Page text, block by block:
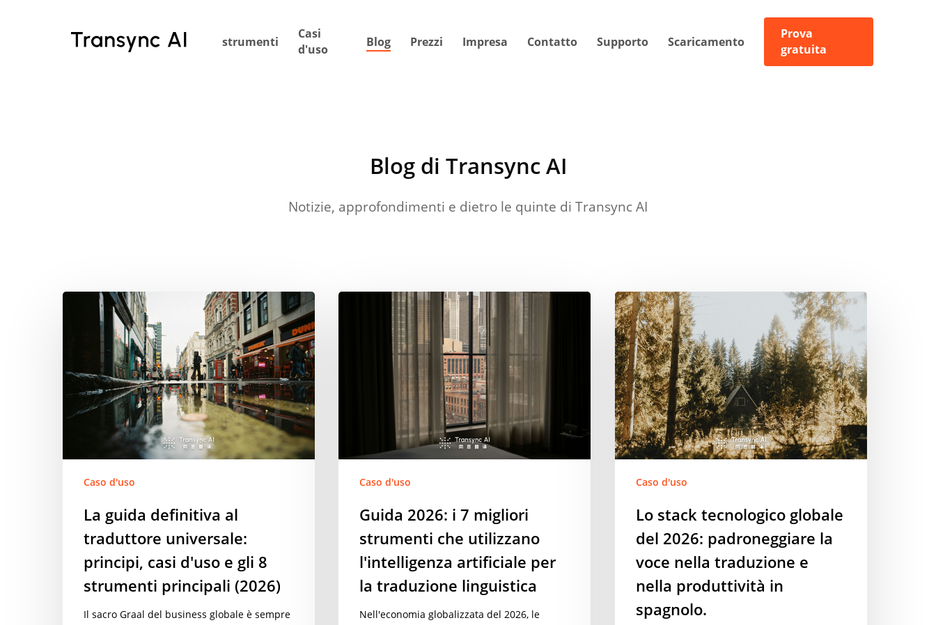
strumenti
Casi
d'uso
Blog Prezzi Impresa Contatto Supporto Scaricamento
Prova
gratuita
Blog di Transync AI
Notizie, approfondimenti e dietro le quinte di Transync AI
traduttore
universale:
principi,
e
strumenti
principali
Caso d'uso
La guida definitiva al
traduttore universale:
principi, casi d'uso e gli 8
strumenti principali (2026)
Il sacro Graal del business globale è sempre
l'intelligenza
artificiale
traduzione
linguistica
Caso d'uso
Guida 2026: i 7 migliori
strumenti che utilizzano
l'intelligenza artificiale per
la traduzione linguistica
Nell'economia globalizzata del 2026, le
Lo
stack
tecnologico
globale
del
2026:
padroneggiare
la
voce
nella
traduzione
produttività
spagnolo.
Caso d'uso
Lo stack tecnologico globale
del 2026: padroneggiare la
voce nella traduzione e
nella produttività in
spagnolo.